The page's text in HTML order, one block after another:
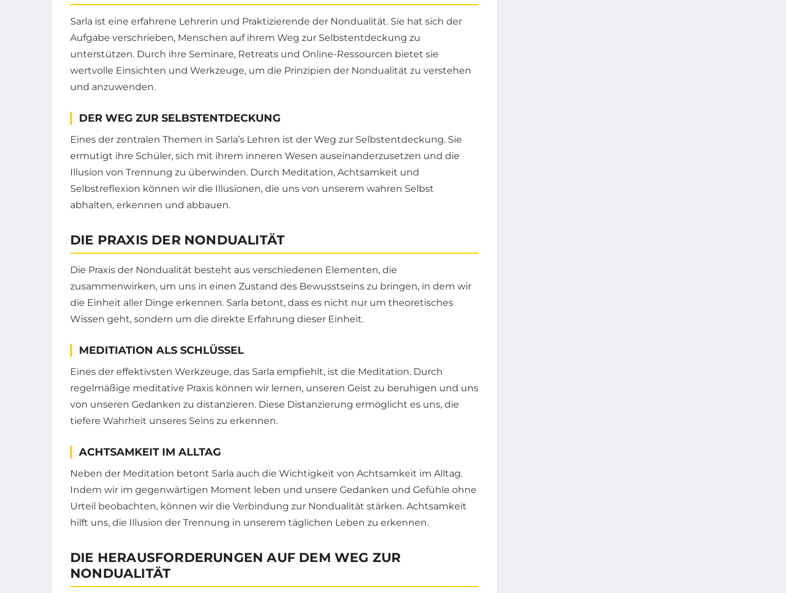
Sarla ist eine erfahrene Lehrerin und Praktizierende der Nondualität. Sie hat sich der
Aufgabe verschrieben, Menschen auf ihrem Weg zur Selbstentdeckung zu
unterstützen. Durch ihre Seminare, Retreats und Online-Ressourcen bietet sie
wertvolle Einsichten und Werkzeuge, um die Prinzipien der Nondualität zu verstehen
und anzuwenden.
DER WEG ZUR SELBSTENTDECKUNG
Eines der zentralen Themen in Sarla’s Lehren ist der Weg zur Selbstentdeckung. Sie
ermutigt ihre Schüler, sich mit ihrem inneren Wesen auseinanderzusetzen und die
Illusion von Trennung zu überwinden. Durch Meditation, Achtsamkeit und
Selbstreflexion können wir die Illusionen, die uns von unserem wahren Selbst
abhalten, erkennen und abbauen.
DIE PRAXIS DER NONDUALITÄT
Die Praxis der Nondualität besteht aus verschiedenen Elementen, die
zusammenwirken, um uns in einen Zustand des Bewusstseins zu bringen, in dem wir
die Einheit aller Dinge erkennen. Sarla betont, dass es nicht nur um theoretisches
Wissen geht, sondern um die direkte Erfahrung dieser Einheit.
MEDITIATION ALS SCHLÜSSEL
Eines der effektivsten Werkzeuge, das Sarla empfiehlt, ist die Meditation. Durch
regelmäßige meditative Praxis können wir lernen, unseren Geist zu beruhigen und uns
von unseren Gedanken zu distanzieren. Diese Distanzierung ermöglicht es uns, die
tiefere Wahrheit unseres Seins zu erkennen.
ACHTSAMKEIT IM ALLTAG
Neben der Meditation betont Sarla auch die Wichtigkeit von Achtsamkeit im Alltag.
Indem wir im gegenwärtigen Moment leben und unsere Gedanken und Gefühle ohne
Urteil beobachten, können wir die Verbindung zur Nondualität stärken. Achtsamkeit
hilft uns, die Illusion der Trennung in unserem täglichen Leben zu erkennen.
DIE HERAUSFORDERUNGEN AUF DEM WEG ZUR
NONDUALITÄT